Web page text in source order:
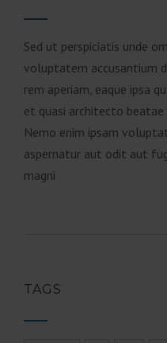
Sed ut perspiciatis unde
voluptatem accusantium
rem aperiam, eaque ipsa
et quasi architecto
Nemo enim ipsam
aspernatur aut odit aut
magni
TAGS